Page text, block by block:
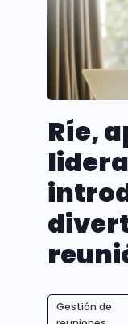
Ríe,
Gestión de